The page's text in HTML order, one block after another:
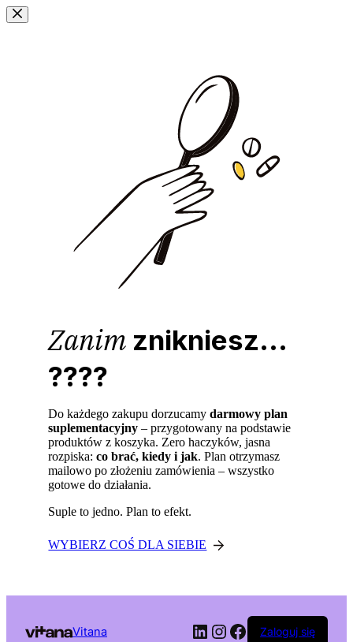
Przejdź
do
Zanim znikniesz...
????
Do każdego zakupu dorzucamydarmowy plan
suplementacyjny – przygotowany na podstawie
produktów z koszyka. Zero haczyków, jasna
rozpiska:co brać, kiedy i jak. Plan otrzymasz
mailowo po złożeniu zamówienia – wszystko
gotowe do działania.
Suple to jedno. Plan to efekt.
WYBIERZ COŚ DLA SIEBIE
Vitana LinkedIn
Instagram
Facebook
Zaloguj się